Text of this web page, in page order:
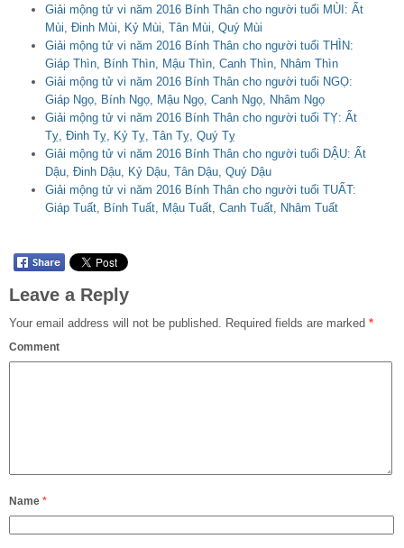
Giải mộng tử vi năm 2016 Bính Thân cho người tuổi MÙI: Ất
Mùi, Đinh Mùi, Kỷ Mùi, Tân Mùi, Quý Mùi
Giải mộng tử vi năm 2016 Bính Thân cho người tuổi THÌN:
Giáp Thìn, Bính Thìn, Mậu Thìn, Canh Thìn, Nhâm Thìn
Giải mộng tử vi năm 2016 Bính Thân cho người tuổi NGỌ:
Giáp Ngọ, Bính Ngọ, Mậu Ngọ, Canh Ngọ, Nhâm Ngọ
Giải mộng tử vi năm 2016 Bính Thân cho người tuổi TỴ: Ất
Tỵ, Đinh Tỵ, Kỷ Tỵ, Tân Tỵ, Quý Tỵ
Giải mộng tử vi năm 2016 Bính Thân cho người tuổi DẬU: Ất
Dậu, Đinh Dậu, Kỷ Dậu, Tân Dậu, Quý Dậu
Giải mộng tử vi năm 2016 Bính Thân cho người tuổi TUẤT:
Giáp Tuất, Bính Tuất, Mậu Tuất, Canh Tuất, Nhâm Tuất
Leave a Reply
Your email address will not be published. Required fields are marked *
Comment
Name *